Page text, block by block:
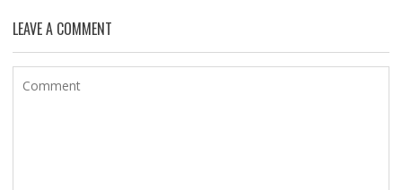
LEAVE A COMMENT